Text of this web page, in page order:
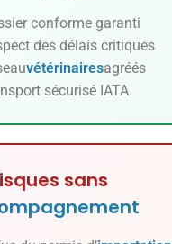
conforme garanti
des délais critiques
vétérinairesagréés
sécurisé IATA
sans